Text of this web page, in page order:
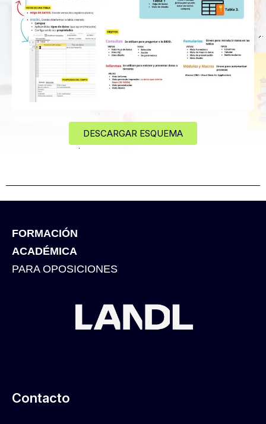
DESCARGAR ESQUEMA
FORMACIÓN
ACADÉMICA
PARA OPOSICIONES
Contacto